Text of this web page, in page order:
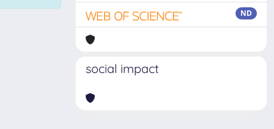
ND
social impact